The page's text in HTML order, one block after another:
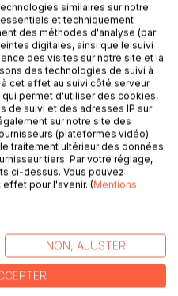
premier regard sur
tour à tour romantiques
première année
style tout en douceur pour
simple et vraie.
similaires sur notre
et techniquement
des méthodes d'analyse (par
digitales, ainsi que le suivi
des visites sur notre site et la
des technologies de suivi à
cet effet au suivi côté serveur
permet d'utiliser des cookies,
de suivi et des adresses IP sur
sur notre site des
(plateformes vidéo).
traitement ultérieur des données
tiers. Par votre réglage,
ci-dessus. Vous pouvez
pour l'avenir. (Mentions
NON, AJUSTER